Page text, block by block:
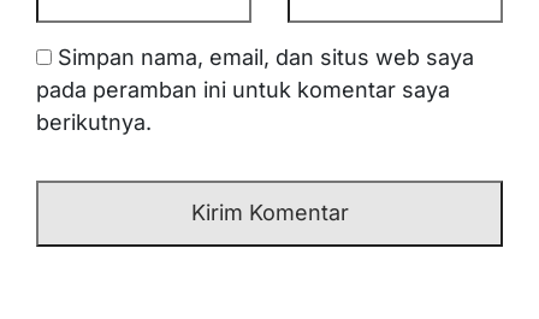
Simpan nama, email, dan situs web saya
pada peramban ini untuk komentar saya
berikutnya.